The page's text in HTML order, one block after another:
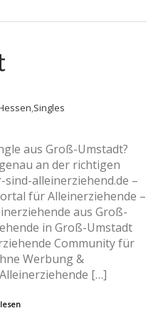
,Singles
aus Groß-Umstadt?
an der richtigen
sind-alleinerziehend.de –
für Alleinerziehende –
aus Groß-
in Groß-Umstadt
Community für
Werbung &
[…]